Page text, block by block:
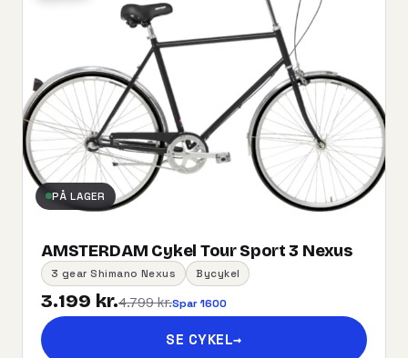
PÅ LAGER
AMSTERDAM Cykel Tour Sport 3 Nexus
3 gear Shimano Nexus Bycykel
3.199 kr.4.799 kr.Spar 1600
SE CYKEL→